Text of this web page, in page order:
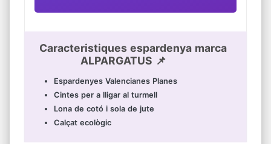
Caracteristiques espardenya marca
ALPARGATUS 📌
Espardenyes Valencianes Planes
Cintes per a lligar al turmell
Lona de cotó i sola de jute
Calçat ecològic